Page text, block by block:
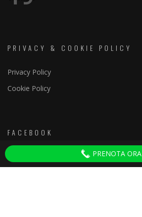
PRIVACY & COOKIE POLICY
Privacy Policy
Cookie Policy
FACEBOOK
Discoteche Firenze
PRENOTA ORA